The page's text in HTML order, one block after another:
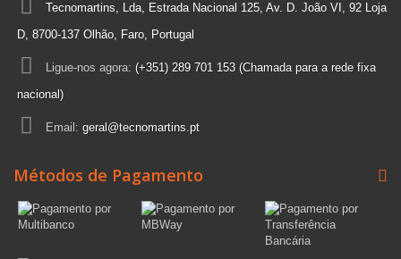
Tecnomartins, Lda, Estrada Nacional 125, Av. D. João VI, 92 Loja
D, 8700-137 Olhão, Faro, Portugal
Ligue-nos agora: (+351) 289 701 153 (Chamada para a rede fixa
nacional)
Email: geral@tecnomartins.pt
Métodos de Pagamento